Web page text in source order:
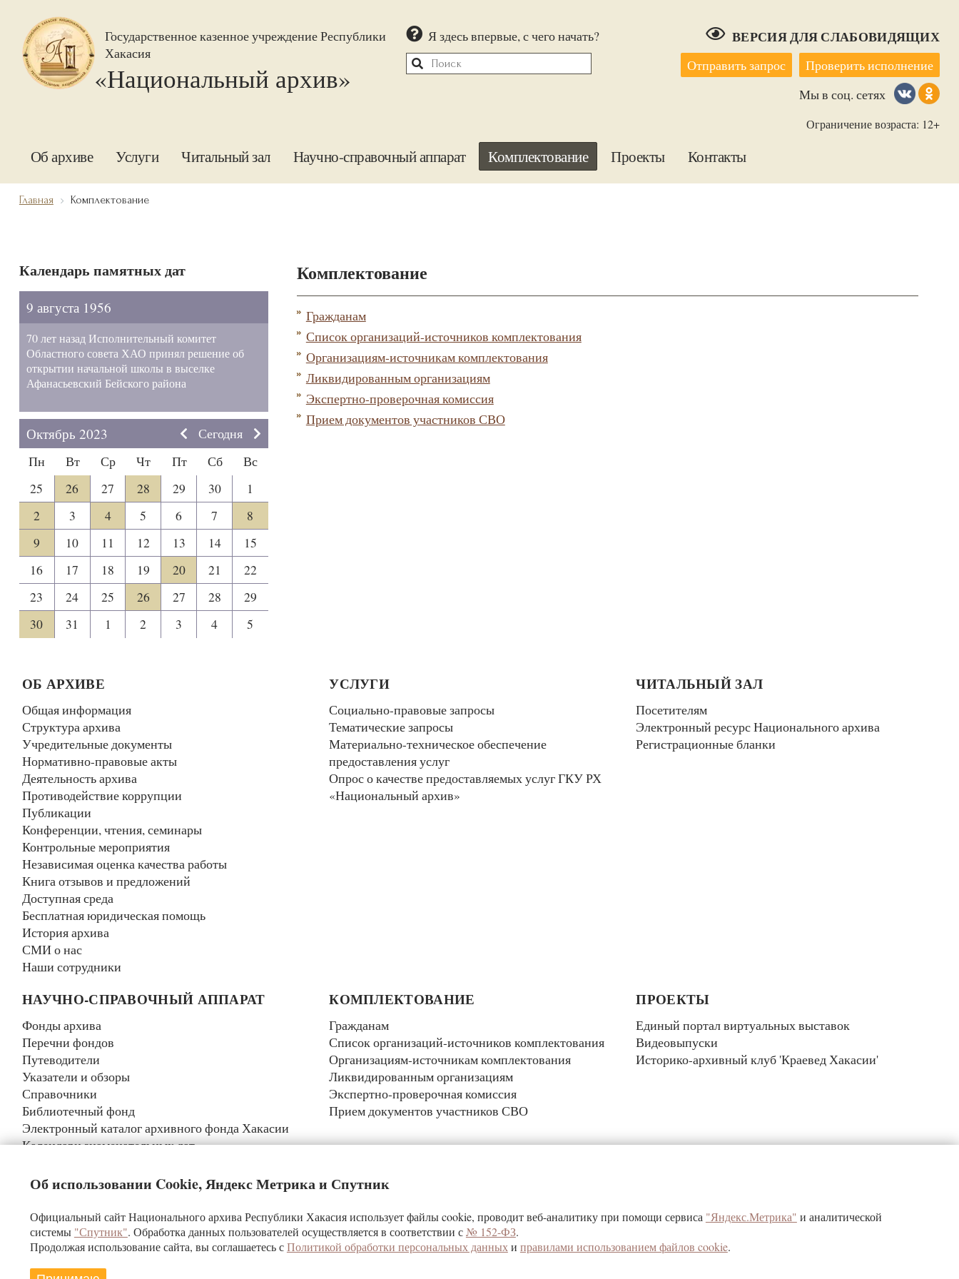
Государственное казенное учреждение Республики
Хакасия
«Национальный архив»
Я здесь впервые, с чего начать? ВЕРСИЯ ДЛЯ СЛАБОВИДЯЩИХ
Отправить запрос
Проверить исполнение
Мы в соц. сетях
Ограничение возраста: 12+
Об архиве Услуги Читальный зал Научно-справочный аппарат Комплектование Проекты Контакты
Главная Комплектование
Календарь памятных дат
9 августа 1956
70 лет назад Исполнительный комитет
Областного совета ХАО принял решение об
открытии начальной школы в выселке
Афанасьевский Бейского района
Октябрь 2023
Сегодня
Пн
Вт Ср Чт Пт Сб
Вс
25
26 27 28 29 30
1
2
3 4 5 6 7
8
9
10 11 12 13 14
15
16
17 18 19 20 21
22
23
24 25 26 27 28
29
30
31 1 2 3 4 5
Комплектование
Гражданам
Список организаций-источников комплектования
Организациям-источникам комплектования
Ликвидированным организациям
Экспертно-проверочная комиссия
Прием документов участников СВО
ОБ АРХИВЕ
Общая информация
Структура архива
Учредительные документы
Нормативно-правовые акты
Деятельность архива
Противодействие коррупции
Публикации
Конференции, чтения, семинары
Контрольные мероприятия
Независимая оценка качества работы
Книга отзывов и предложений
Доступная среда
Бесплатная юридическая помощь
История архива
СМИ о нас
Наши сотрудники
УСЛУГИ
Социально-правовые запросы
Тематические запросы
Материально-техническое обеспечение
предоставления услуг
Опрос о качестве предоставляемых услуг ГКУ РХ
«Национальный архив»
ЧИТАЛЬНЫЙ ЗАЛ
Посетителям
Электронный ресурс Национального архива
Регистрационные бланки
НАУЧНО-СПРАВОЧНЫЙ АППАРАТ
Фонды архива
Перечни фондов
Путеводители
Указатели и обзоры
Справочники
Библиотечный фонд
Электронный каталог архивного фонда Хакасии
Календари знаменательных дат
КОМПЛЕКТОВАНИЕ
Гражданам
Список организаций-источников комплектования
Организациям-источникам комплектования
Ликвидированным организациям
Экспертно-проверочная комиссия
Прием документов участников СВО
ПРОЕКТЫ
Единый портал виртуальных выставок
Видеовыпуски
Историко-архивный клуб 'Краевед Хакасии'
Государственное казенное учреждение Республики Хакасия
«Национальный архив»
КОНТАКТЫ
Республика Хакасия, 655017
Об использовании Cookie, Яндекс Метрика и Спутник
Официальный сайт Национального архива Республики Хакасия использует файлы cookie, проводит веб-аналитику при помощи сервиса "Яндекс.Метрика" и аналитической
системы "Спутник". Обработка данных пользователей осуществляется в соответствии с№ 152-ФЗ.
Продолжая использование сайта, вы соглашаетесь сПолитикой обработки персональных данныхи правилами использованием файлов cookie.